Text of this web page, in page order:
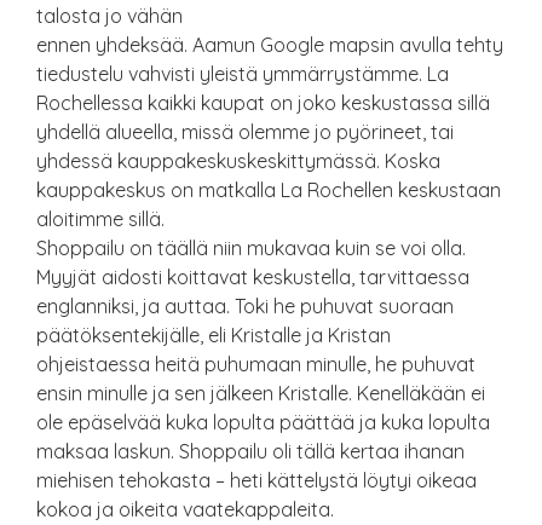
talosta jo vähän
ennen yhdeksää. Aamun Google mapsin avulla tehty
tiedustelu vahvisti yleistä ymmärrystämme. La
Rochellessa kaikki kaupat on joko keskustassa sillä
yhdellä alueella, missä olemme jo pyörineet, tai
yhdessä kauppakeskuskeskittymässä. Koska
kauppakeskus on matkalla La Rochellen keskustaan
aloitimme sillä.
Shoppailu on täällä niin mukavaa kuin se voi olla.
Myyjät aidosti koittavat keskustella, tarvittaessa
englanniksi, ja auttaa. Toki he puhuvat suoraan
päätöksentekijälle, eli Kristalle ja Kristan
ohjeistaessa heitä puhumaan minulle, he puhuvat
ensin minulle ja sen jälkeen Kristalle. Kenelläkään ei
ole epäselvää kuka lopulta päättää ja kuka lopulta
maksaa laskun. Shoppailu oli tällä kertaa ihanan
miehisen tehokasta – heti kättelystä löytyi oikeaa
kokoa ja oikeita vaatekappaleita.